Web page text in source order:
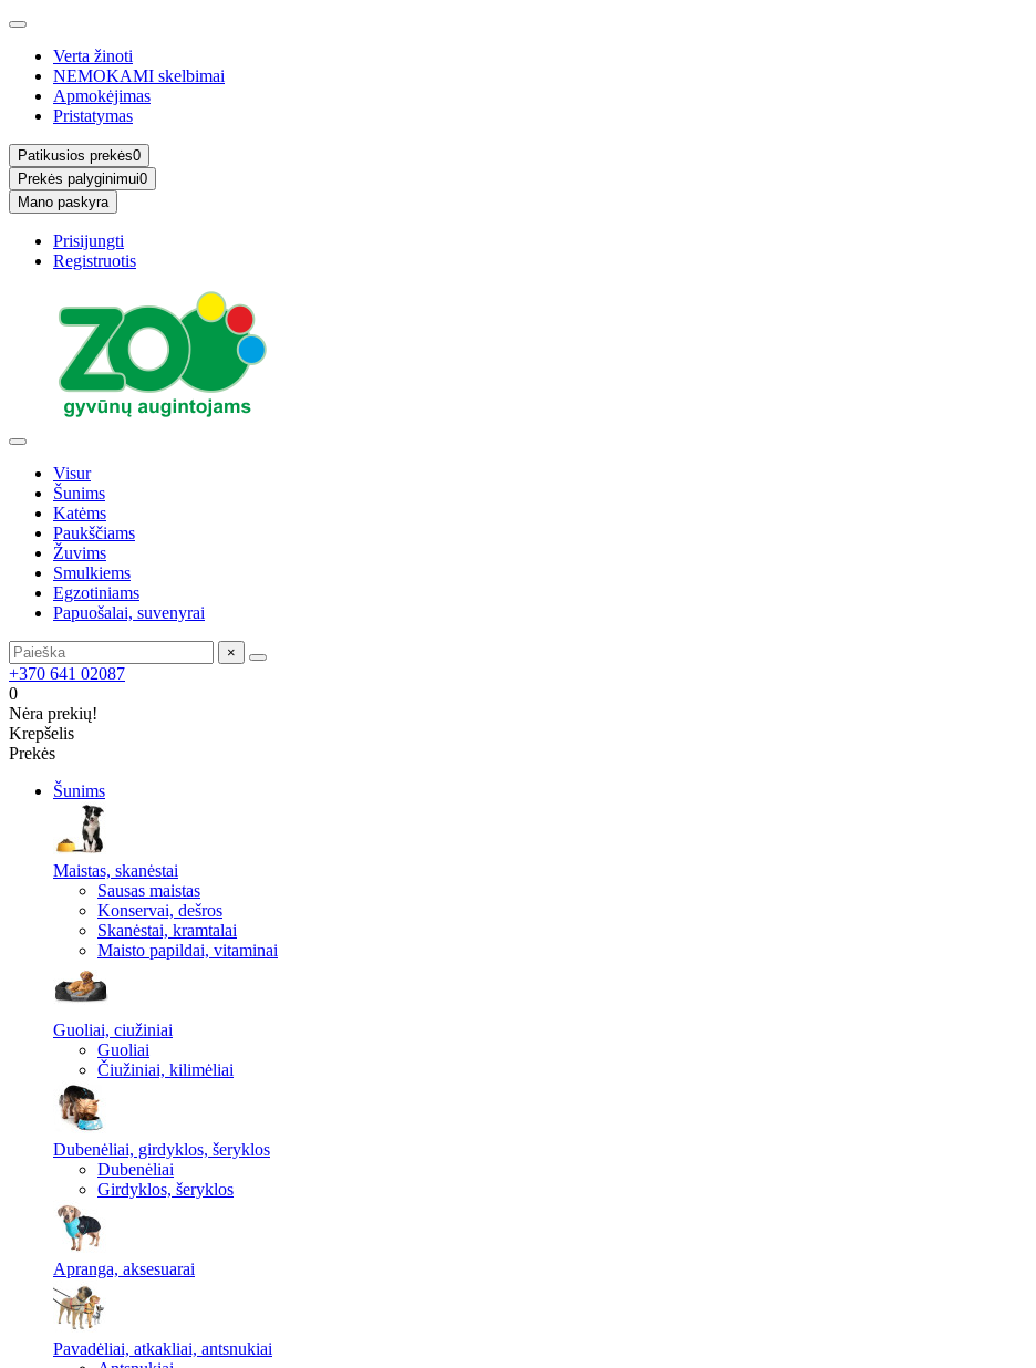
Verta žinoti
NEMOKAMI skelbimai
Apmokėjimas
Pristatymas
Patikusios prekės0
Prekės palyginimui0
Mano paskyra
Prisijungti
Registruotis
Visur
Šunims
Katėms
Paukščiams
Žuvims
Smulkiems
Egzotiniams
Papuošalai, suvenyrai
×
+370 641 02087
0
Nėra prekių!
Krepšelis
Prekės
Šunims
Maistas, skanėstai
Sausas maistas
Konservai, dešros
Skanėstai, kramtalai
Maisto papildai, vitaminai
Guoliai, ciužiniai
Guoliai
Čiužiniai, kilimėliai
Dubenėliai, girdyklos, šeryklos
Dubenėliai
Girdyklos, šeryklos
Apranga, aksesuarai
Pavadėliai, atkakliai, antsnukiai